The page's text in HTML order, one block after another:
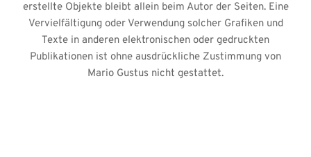
erstellte Objekte bleibt allein beim Autor der Seiten. Eine
Vervielfältigung oder Verwendung solcher Grafiken und
Texte in anderen elektronischen oder gedruckten
Publikationen ist ohne ausdrückliche Zustimmung von
Mario Gustus nicht gestattet.